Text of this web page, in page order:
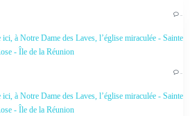
…
à Notre Dame des Laves, l’église miraculée - Sainte
- Île de la Réunion
…
à Notre Dame des Laves, l’église miraculée - Sainte
- Île de la Réunion